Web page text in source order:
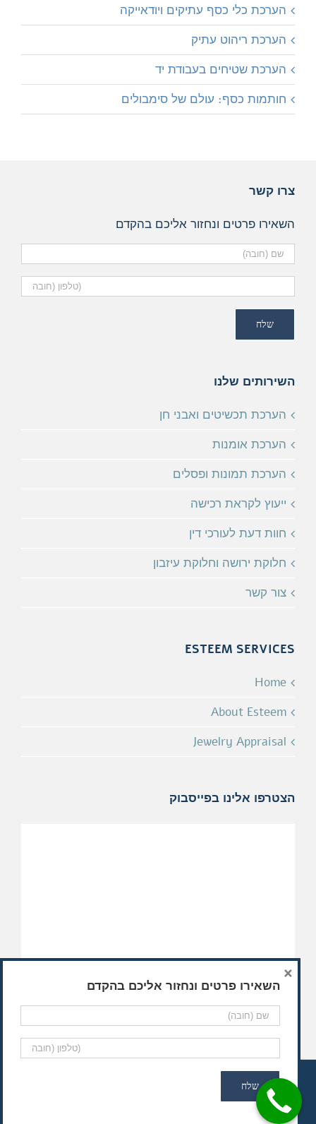
הערכת כלי כסף עתיקים ויודאייקה
הערכת ריהוט עתיק
הערכת שטיחים בעבודת יד
חותמות כסף: עולם של סימבולים
צרו קשר
השאירו פרטים ונחזור אליכם בהקדם
השירותים שלנו
הערכת תכשיטים ואבני חן
הערכת אומנות
הערכת תמונות ופסלים
ייעוץ לקראת רכישה
חוות דעת לעורכי דין
חלוקת ירושה וחלוקת עיזבון
צור קשר
ESTEEM SERVICES
Home
About Esteem
Jewelry Appraisal
הצטרפו אלינו בפייסבוק
© כל הזכויות שמורות, אסטים הערכות בע"מ / הוקם על ידי
השאירו פרטים ונחזור אליכם בהקדם
×